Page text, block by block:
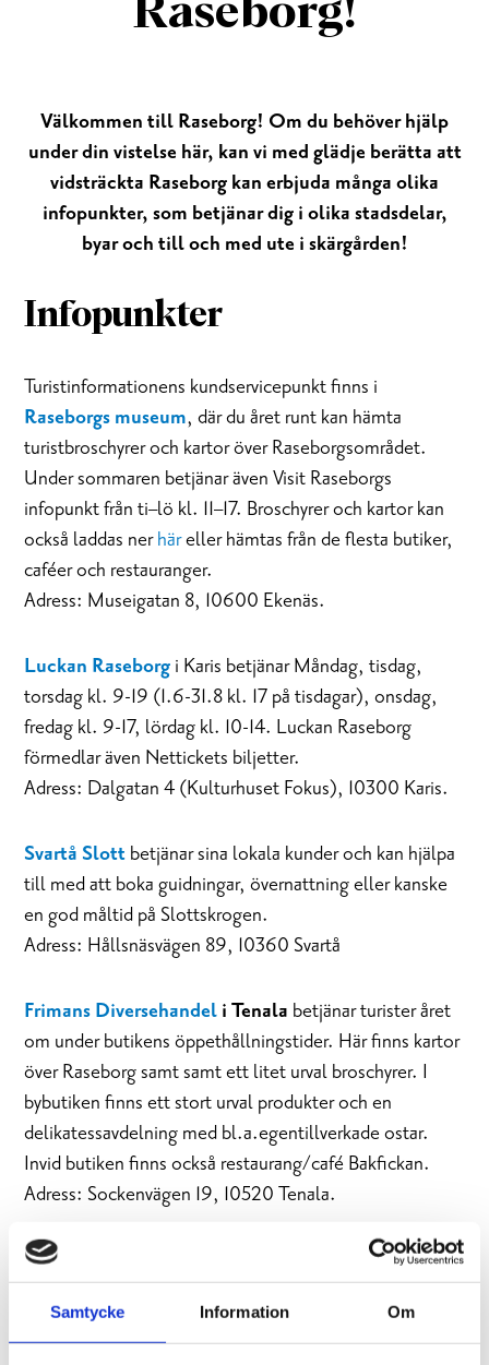
Samtycke Information Om
Raseborg!
Välkommen till Raseborg! Om du behöver hjälp
under din vistelse här, kan vi med glädje berätta att
vidsträckta Raseborg kan erbjuda många olika
infopunkter, som betjänar dig i olika stadsdelar,
byar och till och med ute i skärgården!
Infopunkter
Turistinformationens kundservicepunkt finns i
Raseborgs museum, där du året runt kan hämta
turistbroschyrer och kartor över Raseborgsområdet.
Under sommaren betjänar även Visit Raseborgs
infopunkt från ti–lö kl. 11–17. Broschyrer och kartor kan
också laddas nerhäreller hämtas från de flesta butiker,
caféer och restauranger.
Adress: Museigatan 8, 10600 Ekenäs.
Luckan Raseborg i Karis betjänar Måndag, tisdag,
torsdag kl. 9-19 (1.6-31.8 kl. 17 på tisdagar), onsdag,
fredag kl. 9-17, lördag kl. 10-14. Luckan Raseborg
förmedlar även Nettickets biljetter.
Adress: Dalgatan 4 (Kulturhuset Fokus), 10300 Karis.
Svartå Slott betjänar sina lokala kunder och kan hjälpa
till med att boka guidningar, övernattning eller kanske
en god måltid på Slottskrogen.
Adress: Hållsnäsvägen 89, 10360 Svartå
Frimans Diversehandel i Tenala betjänar turister året
om under butikens öppethållningstider. Här finns kartor
över Raseborg samt samt ett litet urval broschyrer. I
bybutiken finns ett stort urval produkter och en
delikatessavdelning med bl.a.egentillverkade ostar.
Invid butiken finns också restaurang/café Bakfickan.
Adress: Sockenvägen 19, 10520 Tenala.
Raseborgs turismtjänster
Raseborgs turismtjänster hjälper både digitalt och per